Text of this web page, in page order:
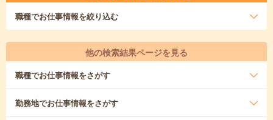
職種でお仕事情報を絞り込む
他の検索結果ページを見る
職種でお仕事情報をさがす
勤務地でお仕事情報をさがす